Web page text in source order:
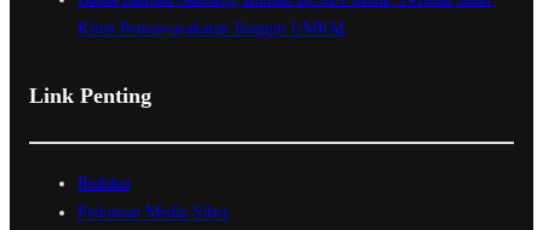
Klien Pemasyarakatan Bangun UMKM
Link Penting
Redaksi
Pedoman Media Siber